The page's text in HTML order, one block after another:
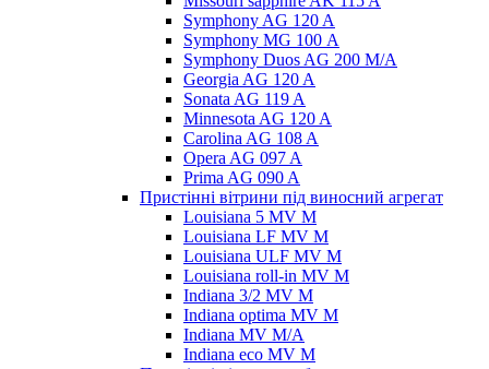
Symphony AG 120 A
Symphony MG 100 А
Symphony Duos AG 200 M/A
Georgia AG 120 A
Sonata AG 119 A
Minnesota AG 120 A
Carolina AG 108 A
Opera AG 097 A
Prima AG 090 A
Пристінні вітрини під виносний агрегат
Louisiana 5 MV M
Louisiana LF MV M
Louisiana ULF MV M
Louisiana roll-in MV M
Indiana 3/2 MV M
Indiana optima MV M
Indiana MV M/A
Indiana eco MV M